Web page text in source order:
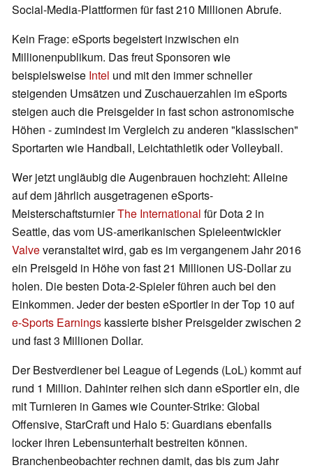
Social-Media-Plattformen für fast 210 Millionen Abrufe.
Kein Frage: eSports begeistert inzwischen ein
Millionenpublikum. Das freut Sponsoren wie
beispielsweise Intel und mit den immer schneller
steigenden Umsätzen und Zuschauerzahlen im eSports
steigen auch die Preisgelder in fast schon astronomische
Höhen - zumindest im Vergleich zu anderen "klassischen"
Sportarten wie Handball, Leichtathletik oder Volleyball.
Wer jetzt ungläubig die Augenbrauen hochzieht: Alleine
auf dem jährlich ausgetragenen eSports-
MeisterschaftsturnierThe International für Dota 2 in
Seattle, das vom US-amerikanischen Spieleentwickler
Valveveranstaltet wird, gab es im vergangenem Jahr 2016
ein Preisgeld in Höhe von fast 21 Millionen US-Dollar zu
holen. Die besten Dota-2-Spieler führen auch bei den
Einkommen. Jeder der besten eSportler in der Top 10 auf
e-Sports Earnings kassierte bisher Preisgelder zwischen 2
und fast 3 Millionen Dollar.
Der Bestverdiener bei League of Legends (LoL) kommt auf
rund 1 Million. Dahinter reihen sich dann eSportler ein, die
mit Turnieren in Games wie Counter-Strike: Global
Offensive, StarCraft und Halo 5: Guardians ebenfalls
locker ihren Lebensunterhalt bestreiten können.
Branchenbeobachter rechnen damit, das bis zum Jahr